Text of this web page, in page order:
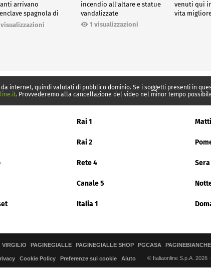
arrivano
spagnola di
visualizzazioni
incendio all'altare e statue
vandalizzate
1 visualizzazioni
venuti qui
vita
internet, quindi valutati di pubblico dominio. Se i soggetti presenti in
. Provvederemo alla cancellazione del video nel minor tempo
Rai 1
Rai 2
Rete 4 Sera
Canale 5
Italia 1
VIRGILIO PAGINEGIALLE PAGINEGIALLE SHOP PGCASA PAGINEBIANCHE
Cookie Policy Preferenze sui cookie Aiuto © Italiaonline S.p.A. 2026